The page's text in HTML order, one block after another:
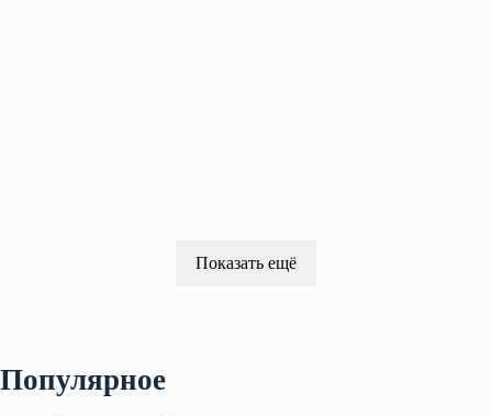
Показать ещё
Популярное